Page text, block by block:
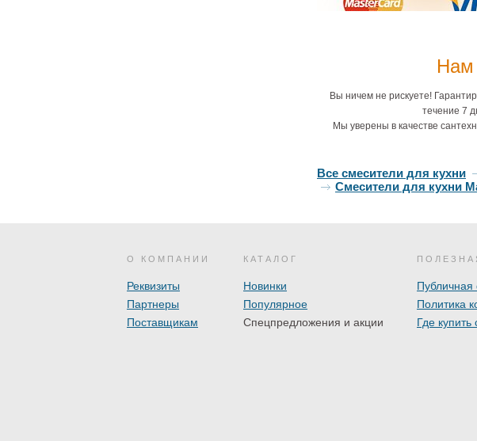
Нам
Вы ничем не рискуете!
течение 7
Мы уверены в качестве
Все смесители для кухни
Смесители для кухни
О КОМПАНИИ
Реквизиты
Партнеры
Поставщикам
КАТАЛОГ
Новинки
Популярное
Спецпредложения и акции
Публичная
Политика
Где купить